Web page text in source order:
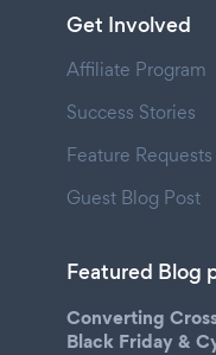
Get Involved
Affiliate Program
Success Stories
Feature Requests
Guest Blog Post
Featured Blog
Converting
Black Friday &